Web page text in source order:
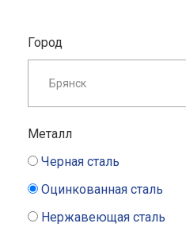
Город
Металл
Черная сталь
Оцинкованная сталь
Нержавеющая сталь